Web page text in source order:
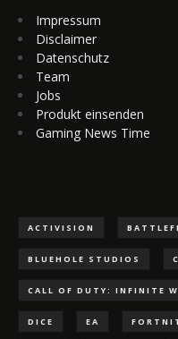
Impressum
Disclaimer
Datenschutz
Team
Jobs
Produkt einsenden
Gaming News Time
ACTIVISION
BLUEHOLE STUDIOS
CALL OF DUTY: INFINITE
DICE EA